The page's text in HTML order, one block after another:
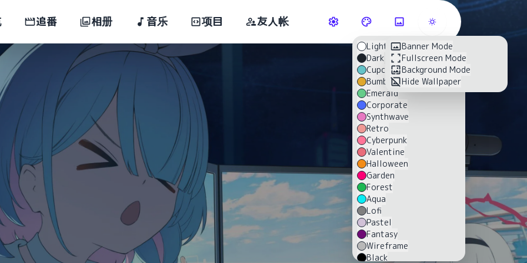
追番 相册 音乐 项目 友人帐
Light
Dark
Cupcake
Bumblebee
Emerald
Corporate
Synthwave
Retro
Cyberpunk
Valentine
Halloween
Garden
Forest
Aqua
Lofi
Pastel
Fantasy
Wireframe
Black
Banner Mode
Fullscreen Mode
Background Mode
Hide Wallpaper